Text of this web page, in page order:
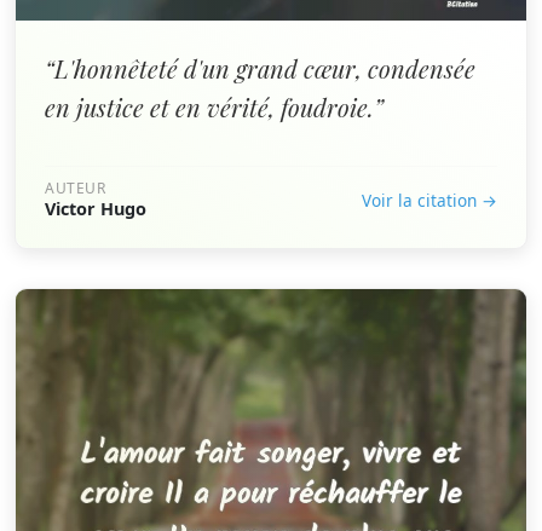
“L'honnêteté d'un grand cœur, condensée
en justice et en vérité, foudroie.”
AUTEUR
Victor Hugo Voir la citation →